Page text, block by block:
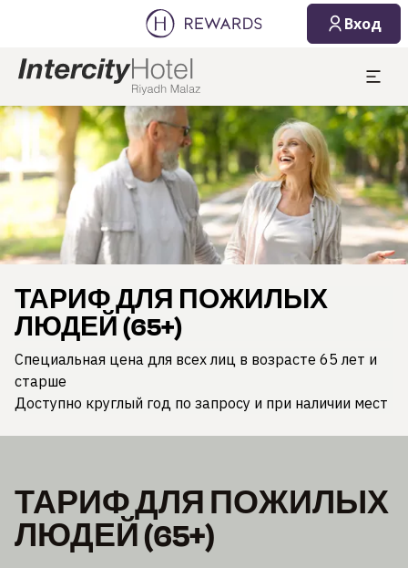
Вход
Слайд 1 из 1
ТАРИФ ДЛЯ ПОЖИЛЫХ
ЛЮДЕЙ (65+)
Специальная цена для всех лиц в возрасте 65 лет и
старше
Доступно круглый год по запросу и при наличии мест
ТАРИФ ДЛЯ ПОЖИЛЫХ
ЛЮДЕЙ (65+)